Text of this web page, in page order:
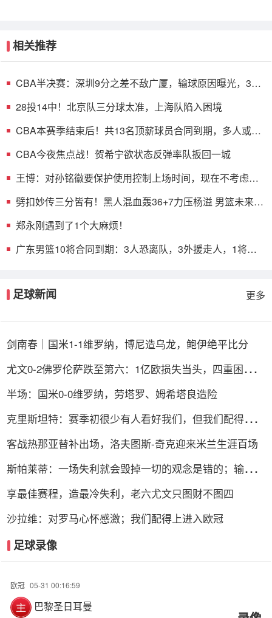
相关推荐
CBA半决赛：深圳9分之差不敌广厦，输球原因曝光，3人
28投14中！北京队三分球太准，上海队陷入困境
CBA本赛季结束后！共13名顶薪球员合同到期，多人或遭
CBA今夜焦点战！贺希宁欲状态反弹率队扳回一城
王博：对孙铭徽要保护使用控制上场时间，现在不考虑总
劈扣妙传三分皆有！黑人混血轰36+7力压杨溢 男篮未来十
郑永刚遇到了1个大麻烦！
广东男篮10将合同到期：3人恐离队，3外援走人，1将或
足球新闻 更多
剑南春｜国米1-1维罗纳，博尼造乌龙，鲍伊绝平比分
尤文0-2佛罗伦萨跌至第六：1亿欧损失当头，四重困局谁
半场：国米0-0维罗纳，劳塔罗、姆希塔良造险
克里斯坦特：赛季初很少有人看好我们，但我们配得上进
客战热那亚替补出场，洛夫图斯-奇克迎来米兰生涯百场
斯帕莱蒂：一场失利就会毁掉一切的观念是错的；输球责
享最佳赛程，造最冷失利，老六尤文只图财不图四
沙拉维：对罗马心怀感激；我们配得上进入欧冠
足球录像
欧冠 05-31 00:16:59
巴黎圣日耳曼